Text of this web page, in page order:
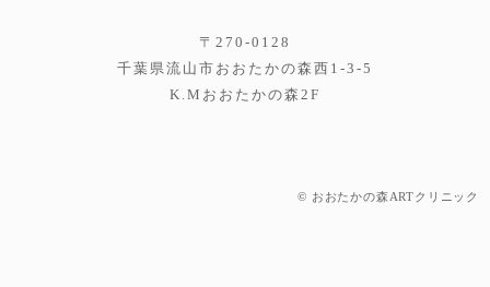
〒270-0128
千葉県流山市おおたかの森西1-3-5
K.Mおおたかの森2F
© おおたかの森ARTクリニック